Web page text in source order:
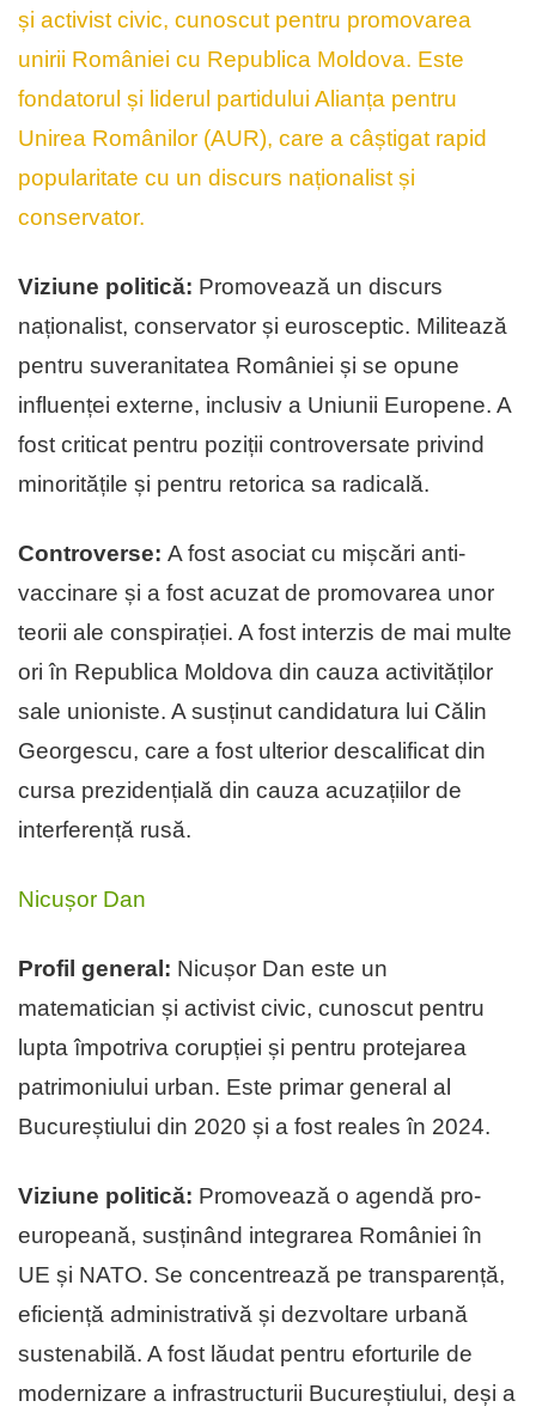
și activist civic, cunoscut pentru promovarea
unirii României cu Republica Moldova. Este
fondatorul și liderul partidului Alianța pentru
Unirea Românilor (AUR), care a câștigat rapid
popularitate cu un discurs naționalist și
conservator.
Viziune politică: Promovează un discurs
naționalist, conservator și eurosceptic. Militează
pentru suveranitatea României și se opune
influenței externe, inclusiv a Uniunii Europene. A
fost criticat pentru poziții controversate privind
minoritățile și pentru retorica sa radicală.
Controverse: A fost asociat cu mișcări anti-
vaccinare și a fost acuzat de promovarea unor
teorii ale conspirației. A fost interzis de mai multe
ori în Republica Moldova din cauza activităților
sale unioniste. A susținut candidatura lui Călin
Georgescu, care a fost ulterior descalificat din
cursa prezidențială din cauza acuzațiilor de
interferență rusă.
Nicușor Dan
Profil general: Nicușor Dan este un
matematician și activist civic, cunoscut pentru
lupta împotriva corupției și pentru protejarea
patrimoniului urban. Este primar general al
Bucureștiului din 2020 și a fost reales în 2024.
Viziune politică: Promovează o agendă pro-
europeană, susținând integrarea României în
UE și NATO. Se concentrează pe transparență,
eficiență administrativă și dezvoltare urbană
sustenabilă. A fost lăudat pentru eforturile de
modernizare a infrastructurii Bucureștiului, deși a